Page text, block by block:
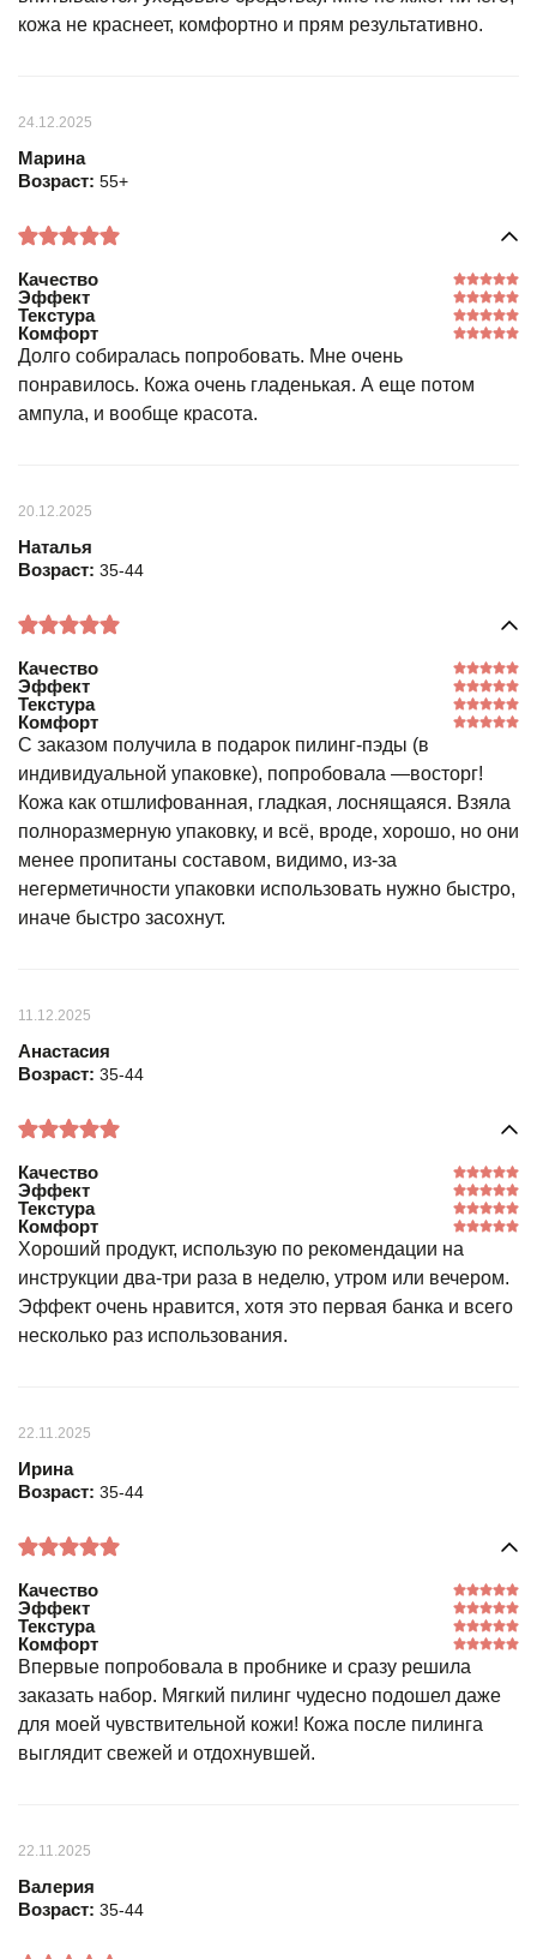
кожа не краснеет, комфортно и прям результативно.
24.12.2025
Марина
Возраст: 55+
Качество
Эффект
Текстура
Комфорт
Долго собиралась попробовать. Мне очень
понравилось. Кожа очень гладенькая. А еще потом
ампула, и вообще красота.
20.12.2025
Наталья
Возраст: 35-44
Качество
Эффект
Текстура
Комфорт
С заказом получила в подарок пилинг-пэды (в
индивидуальной упаковке), попробовала —восторг!
Кожа как отшлифованная, гладкая, лоснящаяся. Взяла
полноразмерную упаковку, и всё, вроде, хорошо, но они
менее пропитаны составом, видимо, из-за
негерметичности упаковки использовать нужно быстро,
иначе быстро засохнут.
11.12.2025
Анастасия
Возраст: 35-44
Качество
Эффект
Текстура
Комфорт
Хороший продукт, использую по рекомендации на
инструкции два-три раза в неделю, утром или вечером.
Эффект очень нравится, хотя это первая банка и всего
несколько раз использования.
22.11.2025
Ирина
Возраст: 35-44
Качество
Эффект
Текстура
Комфорт
Впервые попробовала в пробнике и сразу решила
заказать набор. Мягкий пилинг чудесно подошел даже
для моей чувствительной кожи! Кожа после пилинга
выглядит свежей и отдохнувшей.
22.11.2025
Валерия
Возраст: 35-44